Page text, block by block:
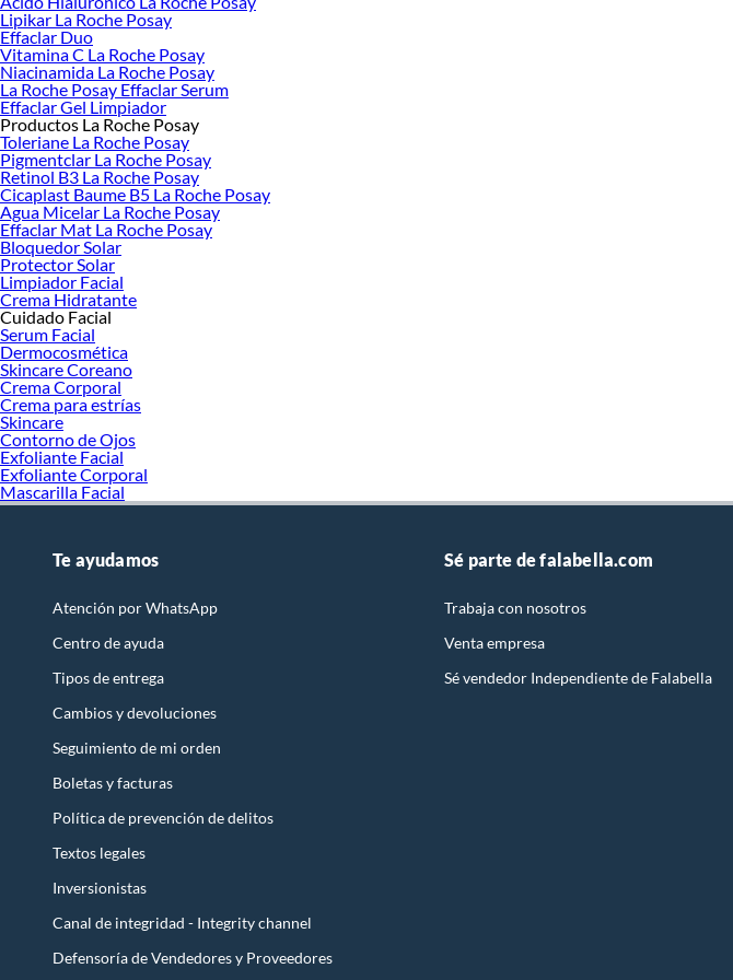
Lipikar La Roche Posay
Effaclar Duo
Vitamina C La Roche Posay
Niacinamida La Roche Posay
La Roche Posay Effaclar Serum
Effaclar Gel Limpiador
Productos La Roche Posay
Toleriane La Roche Posay
Pigmentclar La Roche Posay
Retinol B3 La Roche Posay
Cicaplast Baume B5 La Roche Posay
Agua Micelar La Roche Posay
Effaclar Mat La Roche Posay
Bloquedor Solar
Protector Solar
Limpiador Facial
Crema Hidratante
Cuidado Facial
Serum Facial
Dermocosmética
Skincare Coreano
Crema Corporal
Crema para estrías
Skincare
Contorno de Ojos
Exfoliante Facial
Exfoliante Corporal
Mascarilla Facial
Te ayudamos
Atención por WhatsApp
Centro de ayuda
Tipos de entrega
Cambios y devoluciones
Seguimiento de mi orden
Boletas y facturas
Política de prevención de delitos
Textos legales
Inversionistas
Canal de integridad - Integrity channel
Defensoría de Vendedores y Proveedores
Sé parte de falabella.com
Trabaja con nosotros
Venta empresa
Sé vendedor Independiente de Falabella